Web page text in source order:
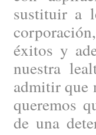
sustituir a
éxitos y
nuestra
admitir que
queremos
de una